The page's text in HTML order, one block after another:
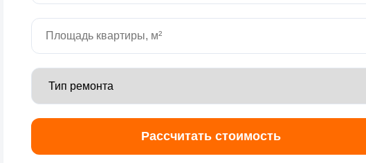
Рассчитать стоимость